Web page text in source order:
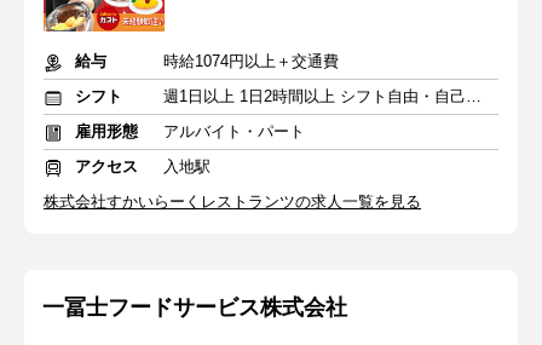
給与
時給1074円以上＋交通費
シフト
週1日以上 1日2時間以上 シフト自由・自己申告
雇用形態
アルバイト・パート
アクセス
入地駅
株式会社すかいらーくレストランツの求人一覧を見る
一冨士フードサービス株式会社